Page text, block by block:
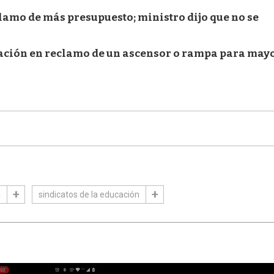
de más presupuesto; ministro dijo que no se
en reclamo de un ascensor o rampa para
sindicatos de la educación